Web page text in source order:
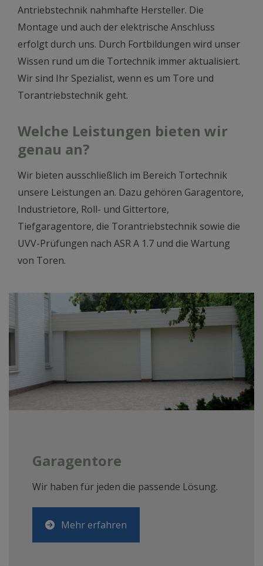
Antriebstechnik nahmhafte Hersteller. Die
Montage und auch der elektrische Anschluss
erfolgt durch uns. Durch Fortbildungen wird unser
Wissen rund um die Tortechnik immer aktualisiert.
Wir sind Ihr Spezialist, wenn es um Tore und
Torantriebstechnik geht.
Welche Leistungen bieten wir
genau an?
Wir bieten ausschließlich im Bereich Tortechnik
unsere Leistungen an. Dazu gehören Garagentore,
Industrietore, Roll- und Gittertore,
Tiefgaragentore, die Torantriebstechnik sowie die
UVV-Prüfungen nach ASR A 1.7 und die Wartung
von Toren.
Garagentore
Wir haben für jeden die passende Lösung.
Mehr erfahren